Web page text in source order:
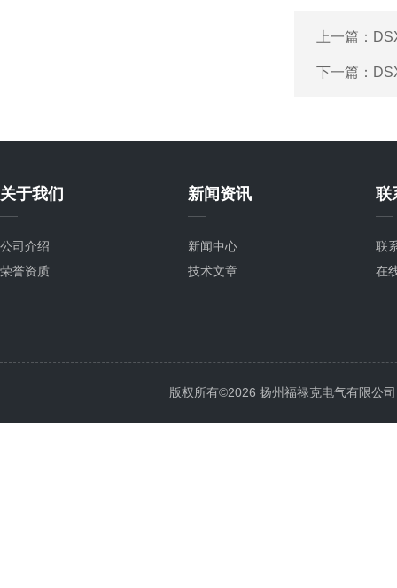
上一篇：
下一篇：
关于我们
公司介绍
荣誉资质
新闻资讯
新闻中心
技术文章
联
联
在
版权所有©2026 扬州福禄克电气有限公